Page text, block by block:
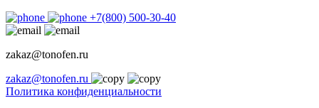
+7(800) 500-30-40
zakaz@tonofen.ru
zakaz@tonofen.ru
Политика конфиденциальности